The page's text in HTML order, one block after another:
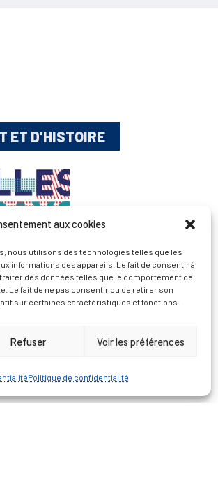
aux cookies
nous utilisons des technologies telles que les
informations des appareils. Le fait de consentir à
des données telles que le comportement de
Le fait de ne pas consentir ou de retirer son
sur certaines caractéristiques et fonctions.
Refuser Voir les préférences
Politique de confidentialité
ET D’HISTOIRE
et visiter